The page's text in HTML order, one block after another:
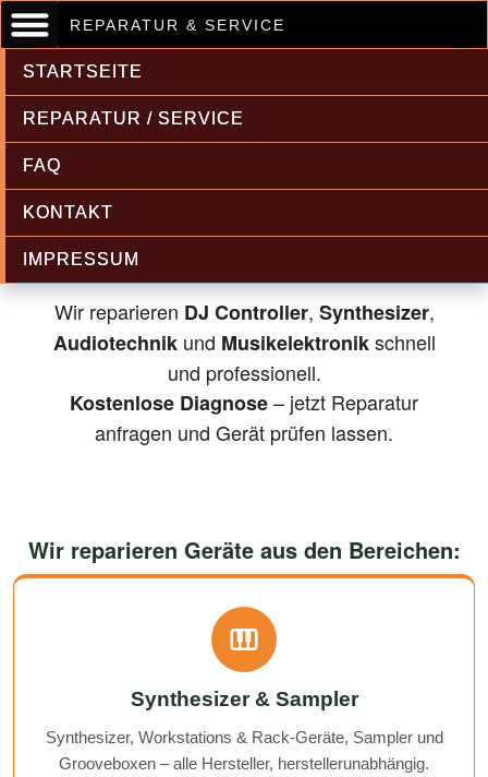
REPARATUR & SERVICE
STARTSEITE
REPARATUR / SERVICE
FAQ
KONTAKT
IMPRESSUM
Musikelektronik & Audiotechnik
Reparatur
Wir reparieren DJ Controller, Synthesizer,
Audiotechnikund Musikelektronikschnell
und professionell.
Kostenlose Diagnose– jetzt Reparatur
anfragen und Gerät prüfen lassen.
Wir reparieren Geräte aus den Bereichen:
Synthesizer & Sampler
Synthesizer, Workstations & Rack-Geräte, Sampler und
Grooveboxen – alle Hersteller, herstellerunabhängig.